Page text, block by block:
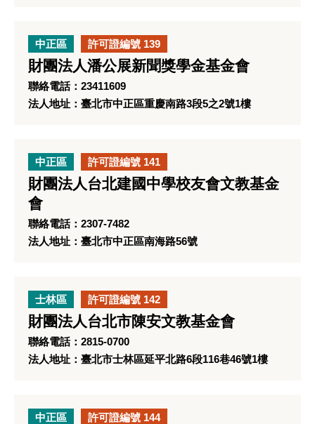
中正區 許可證編號 139
財團法人潘公展新聞獎學金基金會
聯絡電話：23411609
法人地址：臺北市中正區重慶南路3段5之2號1樓
中正區 許可證編號 141
財團法人台北建國中學校友會文教基金
會
聯絡電話：2307-7482
法人地址：臺北市中正區南海路56號
士林區 許可證編號 142
財團法人台北市陳安文教基金會
聯絡電話：2815-0700
法人地址：臺北市士林區延平北路6段116巷46號1樓
中正區 許可證編號 144